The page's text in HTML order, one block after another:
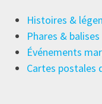
Histoires &
Phares & balises
Événements
Cartes postales